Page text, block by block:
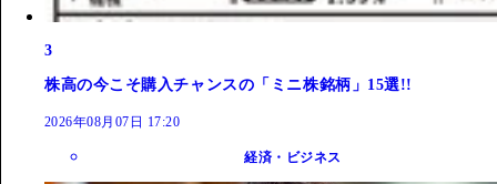
3
株高の今こそ購入チャンスの「ミニ株銘柄」15選!!
2026年08月07日 17:20
経済・ビジネス